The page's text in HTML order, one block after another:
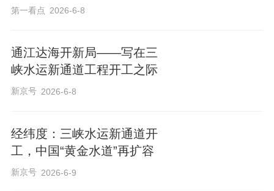
第一看点 2026-6-8
通江达海开新局——写在三
峡水运新通道工程开工之际
新京号 2026-6-8
经纬度：三峡水运新通道开
工，中国“黄金水道”再扩容
新京号 2026-6-9